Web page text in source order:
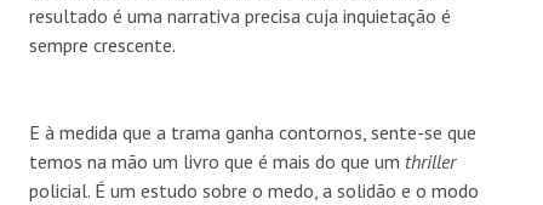
resultado é uma narrativa precisa cuja inquietação é
sempre crescente.
E à medida que a trama ganha contornos, sente-se que
temos na mão um livro que é mais do que um thriller
policial. É um estudo sobre o medo, a solidão e o modo